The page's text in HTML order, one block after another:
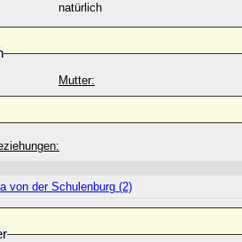
natürlich
Mutter:
von der Schulenburg (2)